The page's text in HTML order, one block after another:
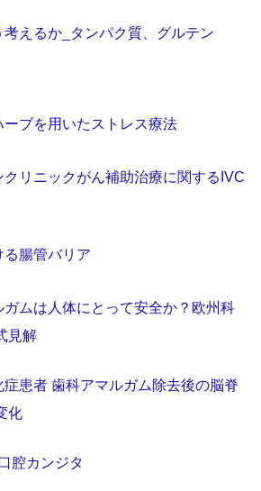
考えるか_タンパク質、グルテン
ーブを用いたストレス療法
クリニックがん補助治療に関するIVC
る腸管バリア
ガムは人体にとって安全か？欧州科
見解
症患者 歯科アマルガム除去後の脳脊
化
腔カンジタ